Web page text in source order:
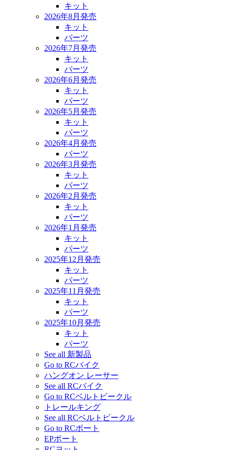
キット
2026年8月発売
キット
パーツ
2026年7月発売
キット
パーツ
2026年6月発売
キット
パーツ
2026年5月発売
キット
パーツ
2026年4月発売
パーツ
2026年3月発売
キット
パーツ
2026年2月発売
キット
パーツ
2026年1月発売
キット
パーツ
2025年12月発売
キット
パーツ
2025年11月発売
キット
パーツ
2025年10月発売
キット
パーツ
See all 新製品
Go to RCバイク
ハングオン レーサー
See all RCバイク
Go to RCベルトビークル
トレールキング
See all RCベルトビークル
Go to RCボート
EPボート